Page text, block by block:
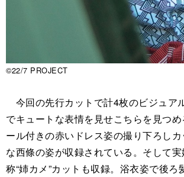
©22/7 PROJECT
今回の先行カットで計4枚のビジュア
でキュートな表情を見せこちらを見つ
ール付きの赤いドレス姿の撮り下ろし
な西條の姿が収録されている。そして
称“姉カメ”カットも収録。浴衣姿で後ろ